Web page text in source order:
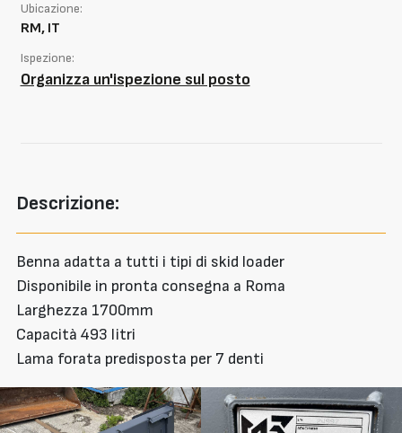
Descrizione:
Benna adatta a tutti i tipi di skid loader
Disponibile in pronta consegna a Roma
Larghezza 1700mm
Capacità 493 litri
Lama forata predisposta per 7 denti
Ubicazione:
RM, IT
Ispezione:
Organizza un'ispezione sul posto